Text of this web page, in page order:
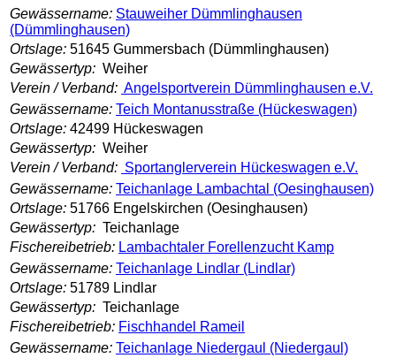
Gewässername: Stauweiher Dümmlinghausen
(Dümmlinghausen)
Ortslage: 51645 Gummersbach (Dümmlinghausen)
Gewässertyp: Weiher
Verein / Verband: Angelsportverein Dümmlinghausen e.V.
Gewässername: Teich Montanusstraße (Hückeswagen)
Ortslage: 42499 Hückeswagen
Gewässertyp: Weiher
Verein / Verband: Sportanglerverein Hückeswagen e.V.
Gewässername: Teichanlage Lambachtal (Oesinghausen)
Ortslage: 51766 Engelskirchen (Oesinghausen)
Gewässertyp: Teichanlage
Fischereibetrieb: Lambachtaler Forellenzucht Kamp
Gewässername: Teichanlage Lindlar (Lindlar)
Ortslage: 51789 Lindlar
Gewässertyp: Teichanlage
Fischereibetrieb: Fischhandel Rameil
Gewässername: Teichanlage Niedergaul (Niedergaul)